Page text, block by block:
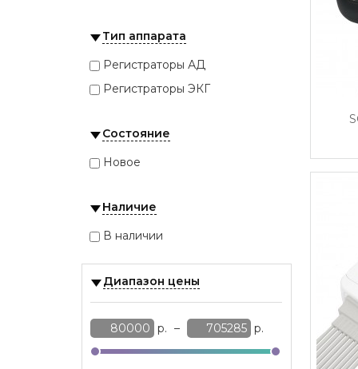
Монитор
Нейрософт
НИМП ЕСН
Тип аппарата
Регистраторы АД
Регистраторы ЭКГ
Состояние
Новое
Наличие
В наличии
Диапазон цены
р. – р.